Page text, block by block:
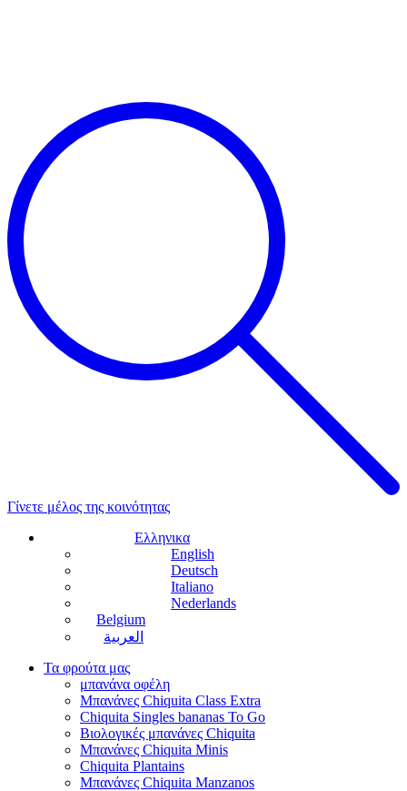
Γίνετε μέλος της κοινότητας
Ελληνικα
English
Deutsch
Italiano
Nederlands
Belgium
العربية
Τα φρούτα μας
μπανάνα οφέλη
Μπανάνες Chiquita Class Extra
Chiquita Singles bananas To Go
Βιολογικές μπανάνες Chiquita
Μπανάνες Chiquita Minis
Chiquita Plantains
Μπανάνες Chiquita Manzanos